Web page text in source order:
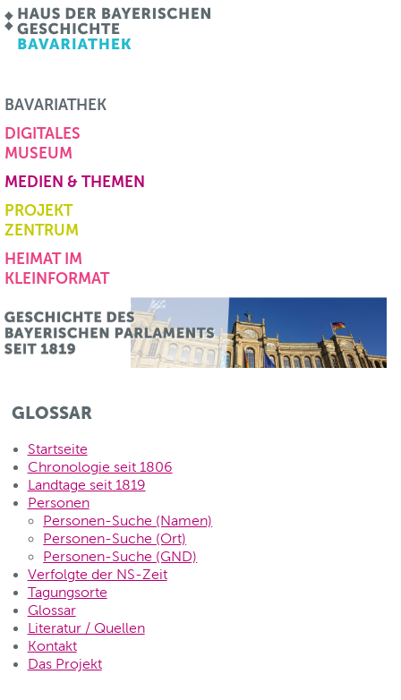
BAVARIATHEK
DIGITALES
MUSEUM
MEDIEN & THEMEN
PROJEKT
ZENTRUM
HEIMAT IM
KLEINFORMAT
GLOSSAR
Startseite
Chronologie seit 1806
Landtage seit 1819
Personen
Personen-Suche (Namen)
Personen-Suche (Ort)
Personen-Suche (GND)
Verfolgte der NS-Zeit
Tagungsorte
Glossar
Literatur / Quellen
Kontakt
Das Projekt